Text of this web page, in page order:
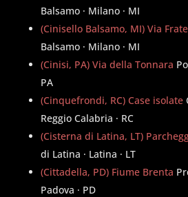
Balsamo · Milano · MI
(Cinisello Balsamo, MI) Via
Balsamo · Milano · MI
(Cinisi, PA) Via della Tonnara
PA
(Cinquefrondi, RC) Case isolate
Reggio Calabria · RC
(Cisterna di Latina, LT)
di Latina · Latina · LT
(Cittadella, PD) Fiume Brenta
Padova · PD